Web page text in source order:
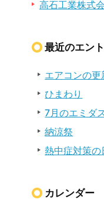
高石工業株式
最近のエン
エアコンの更
ひまわり
7月のエミダ
納涼祭
熱中症対策の
カレンダー